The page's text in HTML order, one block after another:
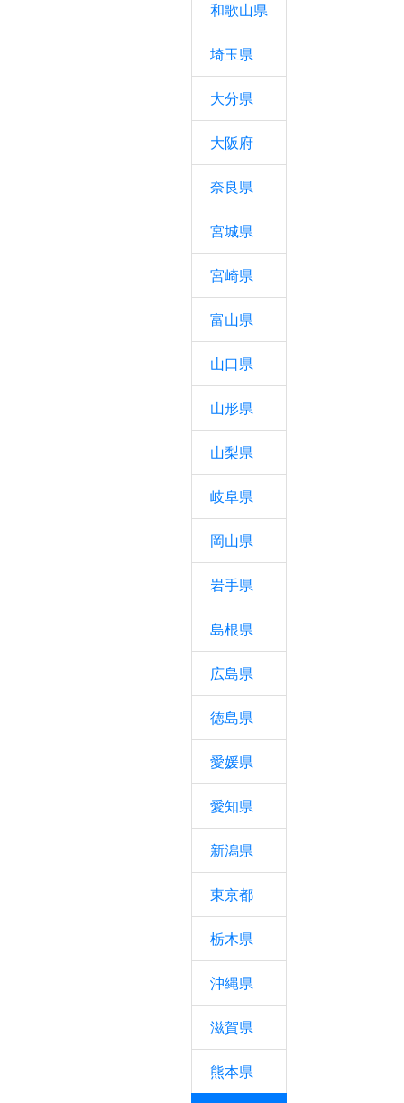
和歌山県
埼玉県
大分県
大阪府
奈良県
宮城県
宮崎県
富山県
山口県
山形県
山梨県
岐阜県
岡山県
岩手県
島根県
広島県
徳島県
愛媛県
愛知県
新潟県
東京都
栃木県
沖縄県
滋賀県
熊本県